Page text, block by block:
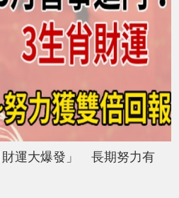
財運大爆發」 長期努力有